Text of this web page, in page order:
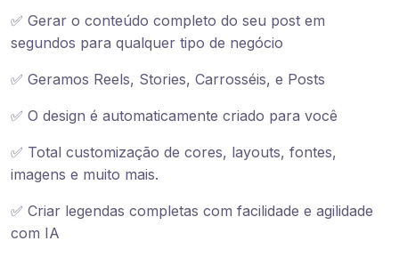
✅ Gerar o conteúdo completo do seu post em
segundos para qualquer tipo de negócio
✅ Geramos Reels, Stories, Carrosséis, e Posts
✅ O design é automaticamente criado para você
✅ Total customização de cores, layouts, fontes,
imagens e muito mais.
✅ Criar legendas completas com facilidade e agilidade
com IA